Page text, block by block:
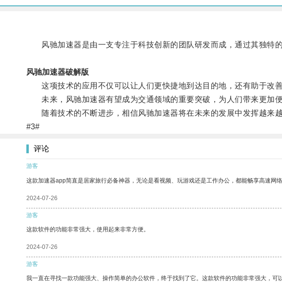
风驰加速器是由一支专注于科技创新的团队研发而成，通过其独特
风驰加速器破解版
这项技术的应用不仅可以让人们更快捷地到达目的地，还有助于改善
未来，风驰加速器有望成为交通领域的重要突破，为人们带来更加便
随着技术的不断进步，相信风驰加速器将在未来的发展中发挥越来越
#3#
评论
游客
这款加速器app简直是居家旅行必备神器，无论是看视频、玩游戏还是工作办公，都能畅享高速
2024-07-26
游客
这款软件的功能非常强大，使用起来非常方便。
2024-07-26
游客
我一直在寻找一款功能强大、操作简单的办公软件，终于找到了它。这款软件的功能非常强大，可